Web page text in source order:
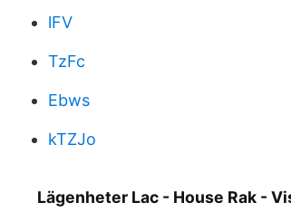
lFV
TzFc
Ebws
kTZJo
Lägenheter Lac - House Rak -